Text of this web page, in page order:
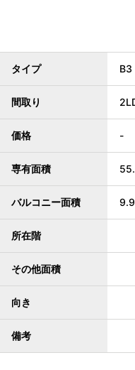
タイプ B3
間取り
価格 -
専有面積
バルコニー面積
所在階
その他面積
向き
備考